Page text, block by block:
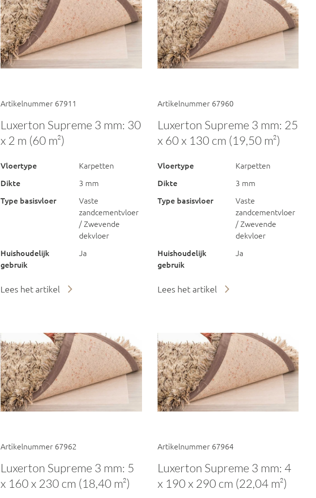
Artikelnummer 67911
Luxerton Supreme 3 mm: 30
x 2 m (60 m²)
Vloertype
Karpetten
Dikte
3 mm
Type basisvloer
Vaste
zandcementvloer
/ Zwevende
dekvloer
Huishoudelijk
gebruik
Ja
Lees het artikel
Artikelnummer 67960
Luxerton Supreme 3 mm: 25
x 60 x 130 cm (19,50 m²)
Vloertype
Karpetten
Dikte
3 mm
Type basisvloer
Vaste
zandcementvloer
/ Zwevende
dekvloer
Huishoudelijk
gebruik
Ja
Lees het artikel
Artikelnummer 67962
Luxerton Supreme 3 mm: 5
x 160 x 230 cm (18,40 m²)
Artikelnummer 67964
Luxerton Supreme 3 mm: 4
x 190 x 290 cm (22,04 m²)